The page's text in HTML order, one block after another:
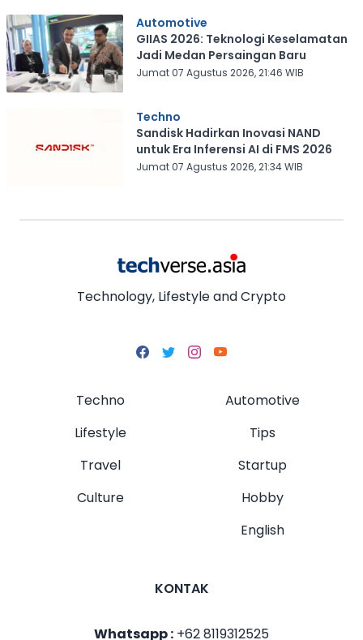
Automotive
GIIAS 2026: Teknologi Keselamatan
Jadi Medan Persaingan Baru
Jumat 07 Agustus 2026, 21:46 WIB
Techno
Sandisk Hadirkan Inovasi NAND
untuk Era Inferensi AI di FMS 2026
Jumat 07 Agustus 2026, 21:34 WIB
Technology, Lifestyle and Crypto
Techno
Lifestyle
Travel
Culture
Automotive
Tips
Startup
Hobby
English
KONTAK
Whatsapp : +62 8119312525